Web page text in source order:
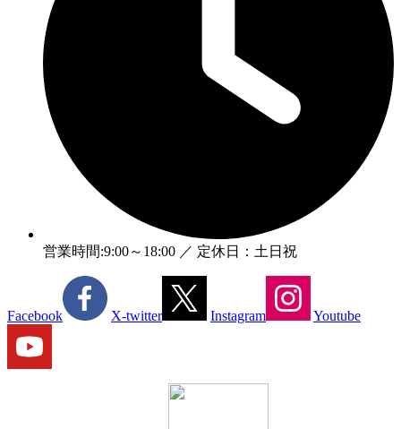
営業時間:9:00～18:00 ／ 定休日：土日祝
Facebook X-twitter Instagram Youtube